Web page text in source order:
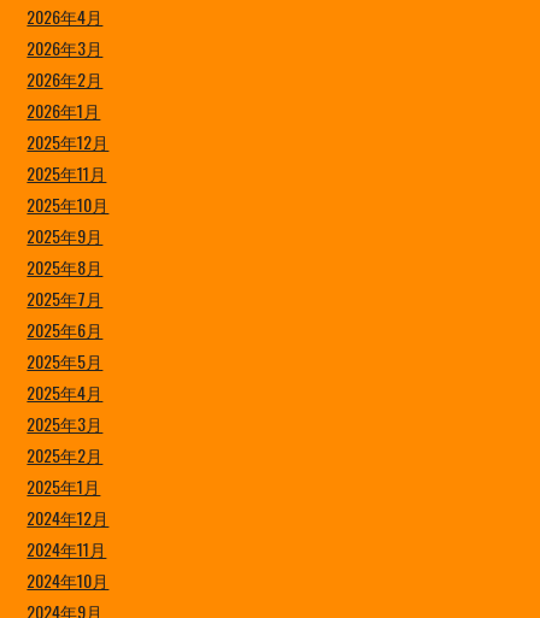
2026年4月
2026年3月
2026年2月
2026年1月
2025年12月
2025年11月
2025年10月
2025年9月
2025年8月
2025年7月
2025年6月
2025年5月
2025年4月
2025年3月
2025年2月
2025年1月
2024年12月
2024年11月
2024年10月
2024年9月